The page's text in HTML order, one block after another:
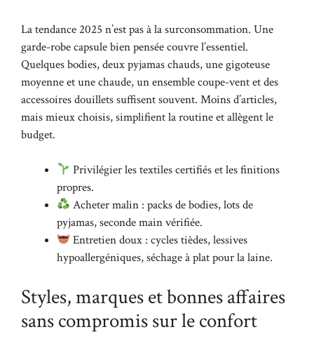
La tendance 2025 n’est pas à la surconsommation. Une
garde-robe capsule bien pensée couvre l’essentiel.
Quelques bodies, deux pyjamas chauds, une gigoteuse
moyenne et une chaude, un ensemble coupe-vent et des
accessoires douillets suffisent souvent. Moins d’articles,
mais mieux choisis, simplifient la routine et allègent le
budget.
Privilégier les textiles certifiés et les finitions
propres.
Acheter malin : packs de bodies, lots de
pyjamas, seconde main vérifiée.
Entretien doux : cycles tièdes, lessives
hypoallergéniques, séchage à plat pour la laine.
Styles, marques et bonnes affaires
sans compromis sur le confort